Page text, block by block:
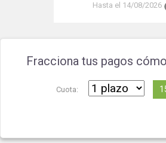
Hasta el 14/08/2026
Fracciona tus pagos
Cuota: